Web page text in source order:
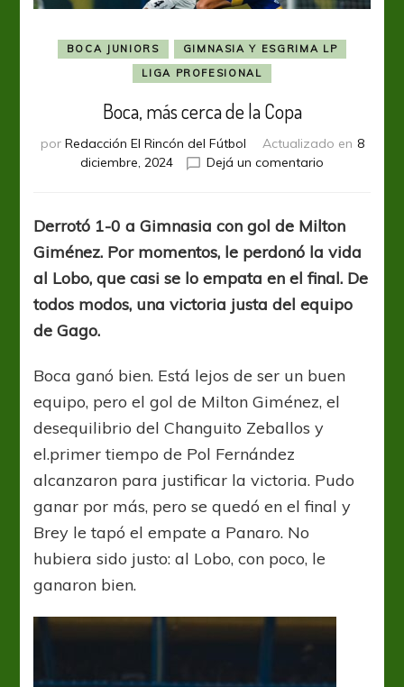
BOCA JUNIORS
GIMNASIA Y ESGRIMA LP
LIGA PROFESIONAL
Boca, más cerca de la Copa
por Redacción El Rincón del Fútbol Actualizado en 8
diciembre, 2024
Dejá un comentario
cerca
de
la
Copa
Derrotó 1-0 a Gimnasia con gol de Milton
Giménez. Por momentos, le perdonó la vida
al Lobo, que casi se lo empata en el final. De
todos modos, una victoria justa del equipo
de Gago.
Boca ganó bien. Está lejos de ser un buen
equipo, pero el gol de Milton Giménez, el
desequilibrio del Changuito Zeballos y
el.primer tiempo de Pol Fernández
alcanzaron para justificar la victoria. Pudo
ganar por más, pero se quedó en el final y
Brey le tapó el empate a Panaro. No
hubiera sido justo: al Lobo, con poco, le
ganaron bien.